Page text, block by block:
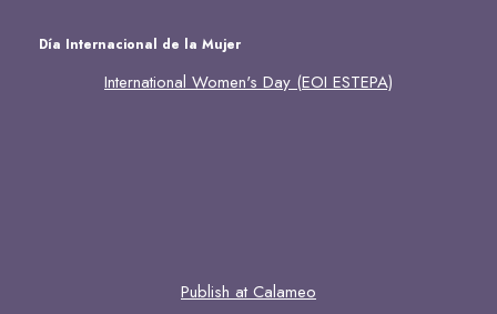
Día Internacional de la Mujer
International Women's Day (EOI ESTEPA)
Publish at Calameo